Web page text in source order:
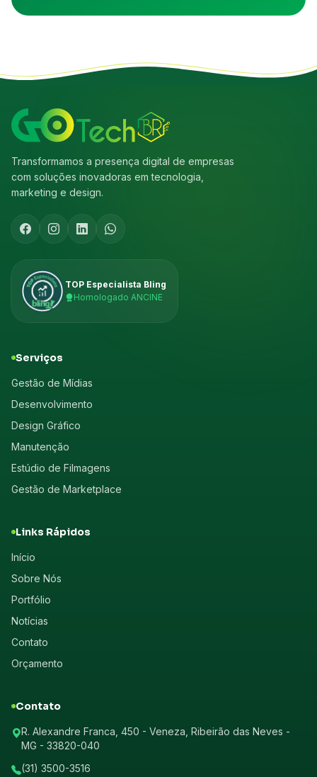
Transformamos a presença digital de empresas
com soluções inovadoras em tecnologia,
marketing e design.
TOP Especialista Bling
Homologado ANCINE
Serviços
Gestão de Mídias
Desenvolvimento
Design Gráfico
Manutenção
Estúdio de Filmagens
Gestão de Marketplace
Links Rápidos
Início
Sobre Nós
Portfólio
Notícias
Contato
Orçamento
Contato
R. Alexandre Franca, 450 - Veneza, Ribeirão das Neves -
MG - 33820-040
(31) 3500-3516